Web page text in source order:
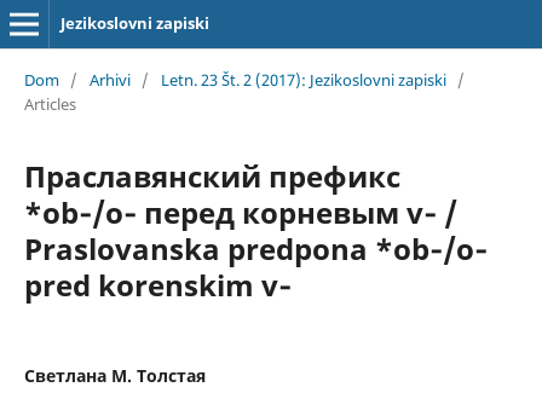
Jezikoslovni zapiski
Dom / Arhivi / Letn. 23 Št. 2 (2017): Jezikoslovni zapiski /
Articles
Праславянский префикс
*ob‑/o‑ перед корневым v‑ /
Praslovanska predpona *ob‑/o‑
pred korenskim v‑
Светлана М. Толстая